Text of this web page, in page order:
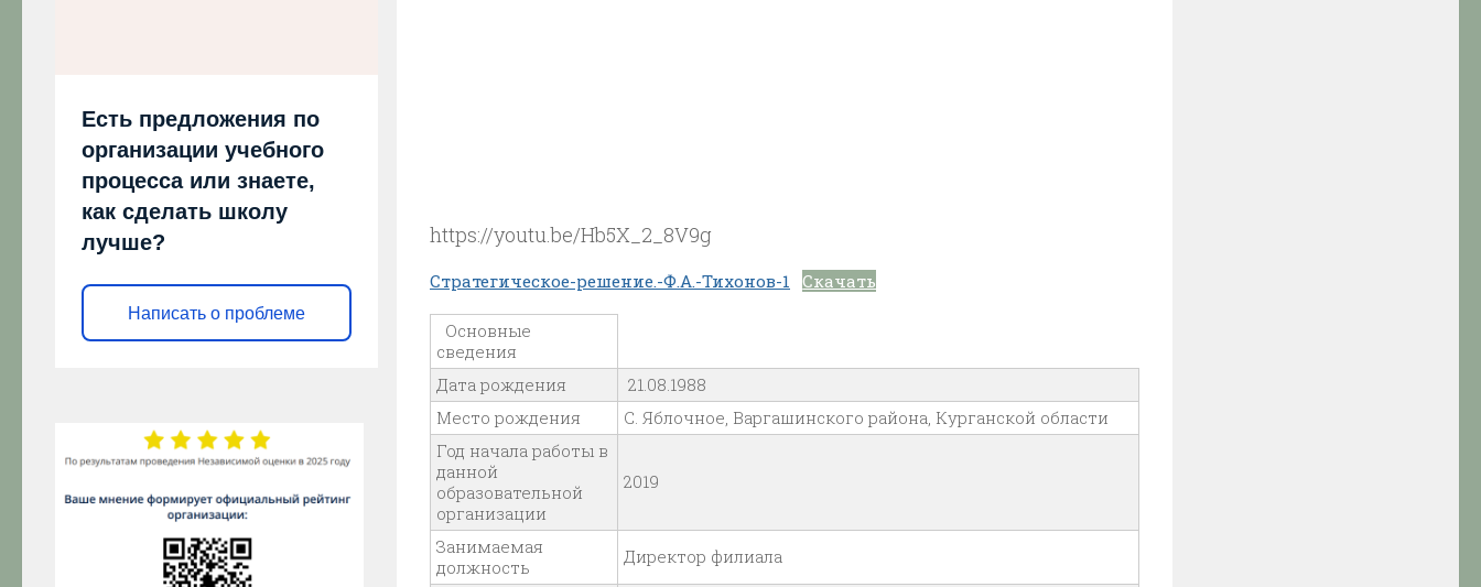
https://youtu.be/Hb5X_2_8V9g
Стратегическое-решение.-Ф.А.-Тихонов-1 Скачать
Основные
сведения
Дата рождения
21.08.1988
Место рождения
С. Яблочное, Варгашинского района, Курганской области
Год начала работы в
данной
образовательной
организации
2019
Занимаемая
должность
Директор филиала
Есть предложения по
организации учебного
процесса или знаете,
как сделать школу
лучше?
Написать о проблеме